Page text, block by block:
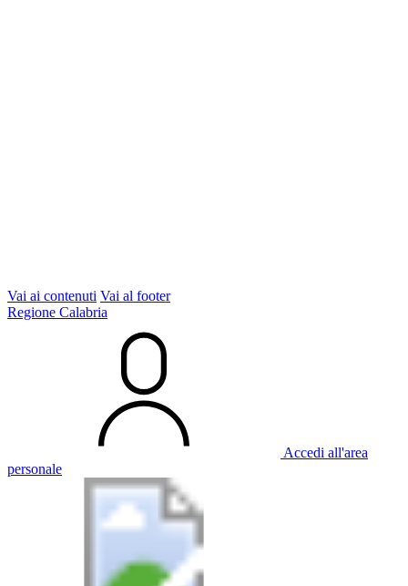
Vai ai contenuti Vai al footer
Regione Calabria
Accedi all'area
personale